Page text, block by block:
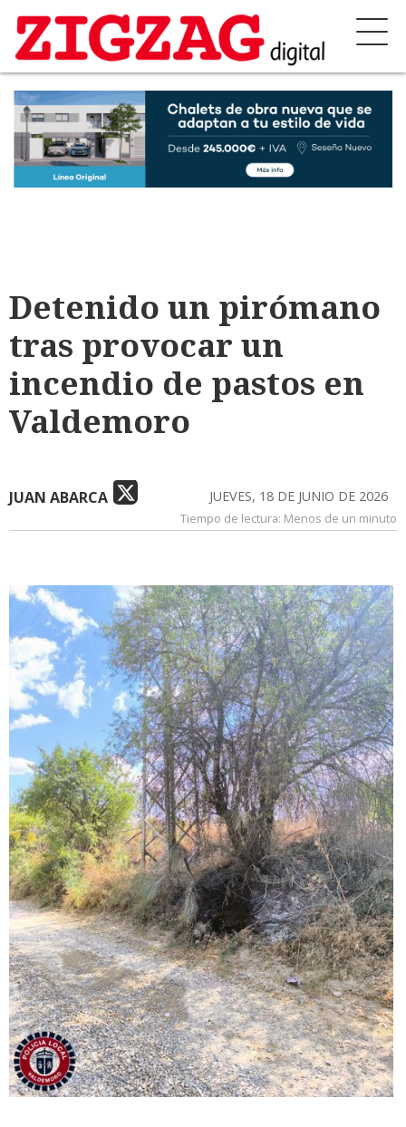
Detenido un pirómano
tras provocar un
incendio de pastos en
Valdemoro
JUAN ABARCA JUEVES, 18 DE JUNIO DE 2026
Tiempo de lectura: Menos de un minuto